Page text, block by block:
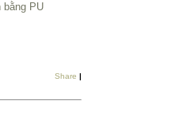
bằng PU
Share |